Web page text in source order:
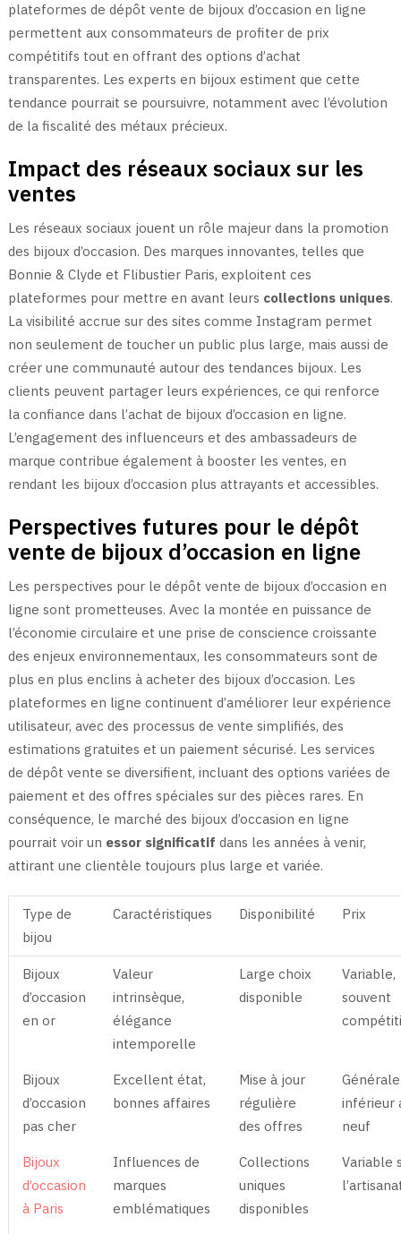
plateformes de dépôt vente de bijoux d’occasion en ligne
permettent aux consommateurs de profiter de prix
compétitifs tout en offrant des options d’achat
transparentes. Les experts en bijoux estiment que cette
tendance pourrait se poursuivre, notamment avec l’évolution
de la fiscalité des métaux précieux.
Impact des réseaux sociaux sur les
ventes
Les réseaux sociaux jouent un rôle majeur dans la promotion
des bijoux d’occasion. Des marques innovantes, telles que
Bonnie & Clyde et Flibustier Paris, exploitent ces
plateformes pour mettre en avant leurs collections uniques.
La visibilité accrue sur des sites comme Instagram permet
non seulement de toucher un public plus large, mais aussi de
créer une communauté autour des tendances bijoux. Les
clients peuvent partager leurs expériences, ce qui renforce
la confiance dans l’achat de bijoux d’occasion en ligne.
L’engagement des influenceurs et des ambassadeurs de
marque contribue également à booster les ventes, en
rendant les bijoux d’occasion plus attrayants et accessibles.
Perspectives futures pour le dépôt
vente de bijoux d’occasion en ligne
Les perspectives pour le dépôt vente de bijoux d’occasion en
ligne sont prometteuses. Avec la montée en puissance de
l’économie circulaire et une prise de conscience croissante
des enjeux environnementaux, les consommateurs sont de
plus en plus enclins à acheter des bijoux d’occasion. Les
plateformes en ligne continuent d’améliorer leur expérience
utilisateur, avec des processus de vente simplifiés, des
estimations gratuites et un paiement sécurisé. Les services
de dépôt vente se diversifient, incluant des options variées de
paiement et des offres spéciales sur des pièces rares. En
conséquence, le marché des bijoux d’occasion en ligne
pourrait voir un essor significatif dans les années à venir,
attirant une clientèle toujours plus large et variée.
Type de
bijou
Caractéristiques Disponibilité Prix
Bijoux
d’occasion
en or
Valeur
intrinsèque,
élégance
intemporelle
Large choix
disponible
Variable,
souvent
Bijoux
d’occasion
pas cher
Excellent état,
bonnes affaires
Mise à jour
régulière
des offres
inférieur
neuf
Bijoux
d’occasion
à Paris
Influences de
marques
emblématiques
Collections
uniques
disponibles
Variable